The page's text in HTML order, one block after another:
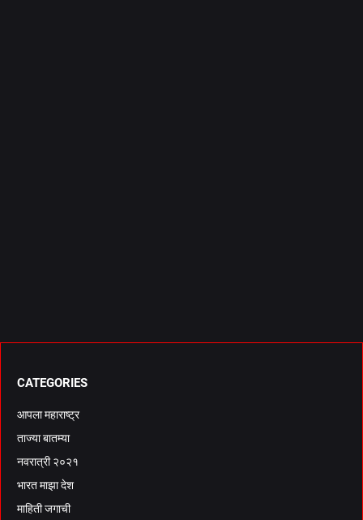
CATEGORIES
आपला महाराष्ट्र
ताज्या बातम्या
नवरात्री २०२१
भारत माझा देश
माहिती जगाची